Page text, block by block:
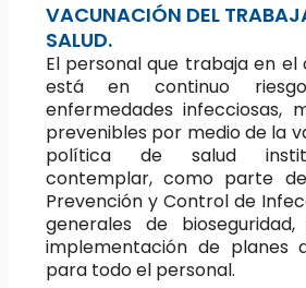
VACUNACIÓN DEL
SALUD.
El personal que trabaja en el
está en continuo
enfermedades infecciosas,
prevenibles por medio de la
política de salud
contemplar, como parte
Prevención y Control de
generales de
implementación de planes
para todo el personal.